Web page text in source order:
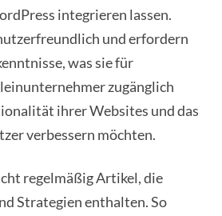
integrieren lassen.
und erfordern
was sie für
zugänglich
ihrer Websites und das
verbessern möchten.
regelmäßig Artikel, die
Strategien enthalten. So